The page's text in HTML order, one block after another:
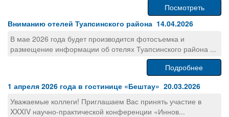
Посмотреть
Вниманию отелей Туапсинского района 14.04.2026
В мае 2026 года будет производится фотосъемка и
размещение информации об отелях Туапсинского района ...
Подробнее
1 апреля 2026 года в гостинице «Бештау» 20.03.2026
Уважаемые коллеги! Приглашаем Вас принять участие в
XXXIV научно-практической конференции «Иннов...